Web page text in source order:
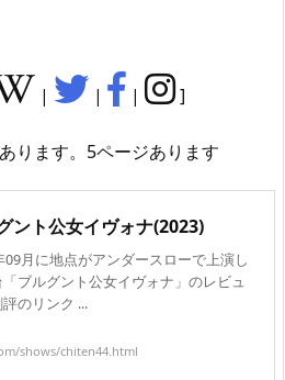
| | | ]
ります。5ページあります
ント公女イヴォナ(2023)
09月に地点がアンダースローで上演し
「ブルグント公女イヴォナ」のレビュ
のリンク ...
shows/chiten44.html